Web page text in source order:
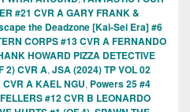
#21 CVR A GARY FRANK &
the Deadzone [Kai-Sei Era] #6
CORPS #13 CVR A FERNANDO
HOWARD PIZZA DETECTIVE
2) CVR A, JSA (2024) TP VOL 02
CVR A KAEL NGU, Powers 25 #4
#12 CVR B LEONARDO